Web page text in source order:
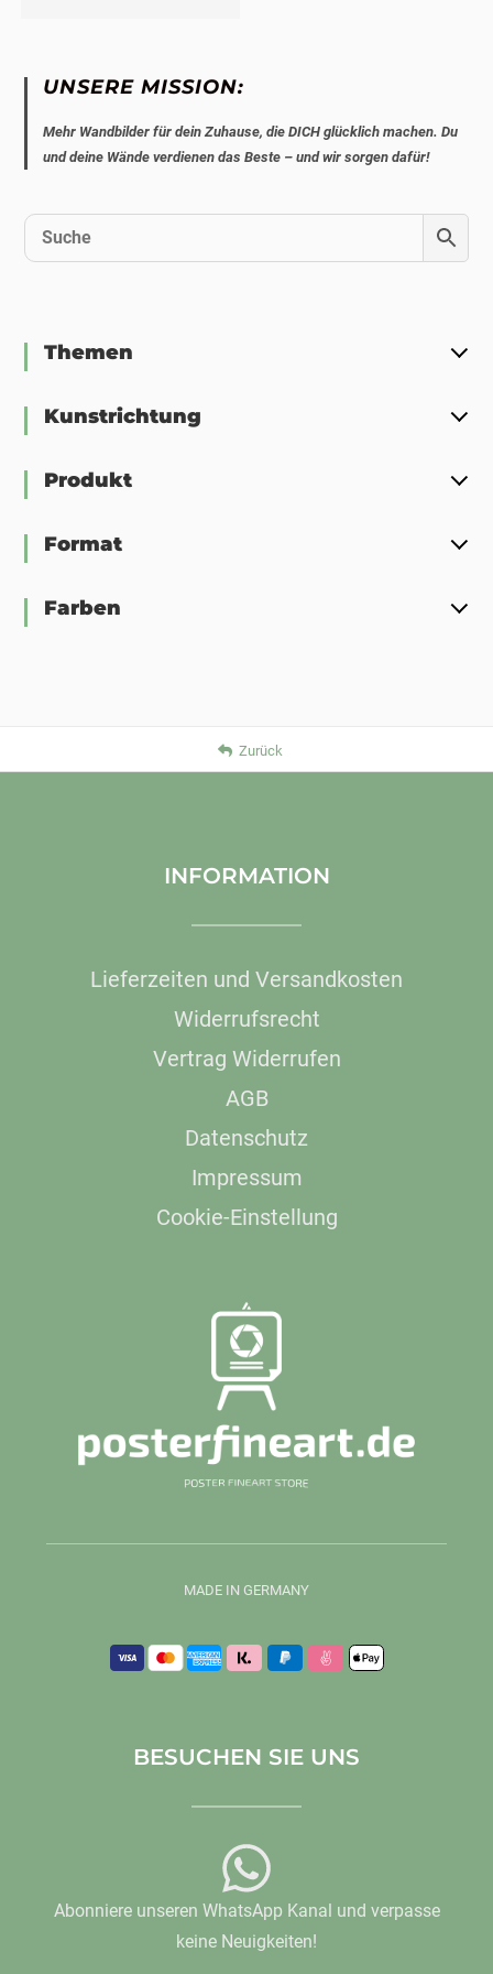
UNSERE MISSION:
Mehr Wandbilder für dein Zuhause, die DICH glücklich machen. Du
und deine Wände verdienen das Beste – und wir sorgen dafür!
Themen
Kunstrichtung
Produkt
Format
Farben
Zurück
INFORMATION
Lieferzeiten und Versandkosten
Widerrufsrecht
Vertrag Widerrufen
AGB
Datenschutz
Impressum
Cookie-Einstellung
MADE IN GERMANY
BESUCHEN SIE UNS
Abonniere unseren WhatsApp Kanal und verpasse
keine Neuigkeiten!